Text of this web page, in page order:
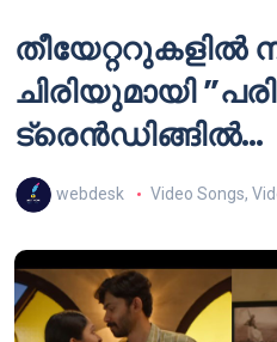
തീയേറ്ററുകളിൽ
ചിരിയുമായി
ട്രെൻഡിങ്ങിൽ…
webdesk Video Songs,